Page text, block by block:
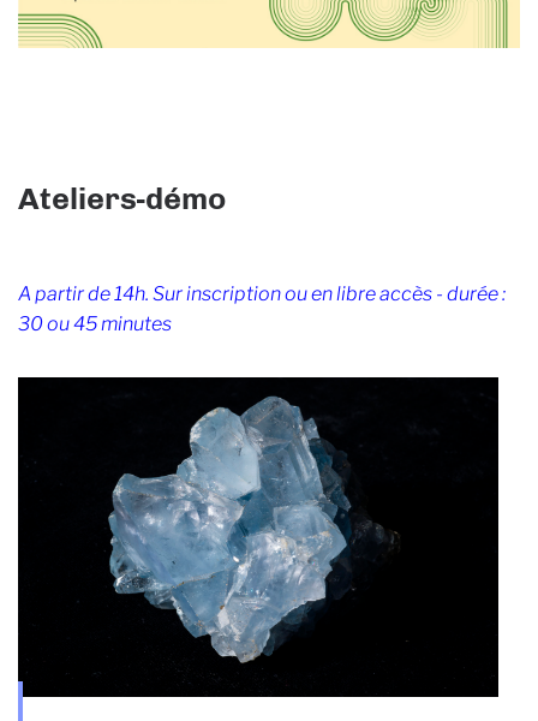
Ateliers-démo
A partir de 14h. Sur inscription ou en libre accès - durée :
30 ou 45 minutes